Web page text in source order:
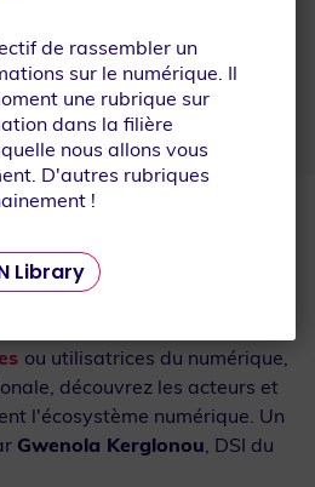
de rassembler un
sur le numérique. Il
une rubrique sur
dans la filière
nous allons vous
D'autres rubriques
!
Library
Découvrez-les en images !
ou utilisatrices du numérique,
découvrez les acteurs et
l'écosystème numérique. Un
Gwenola Kerglonou, DSI du